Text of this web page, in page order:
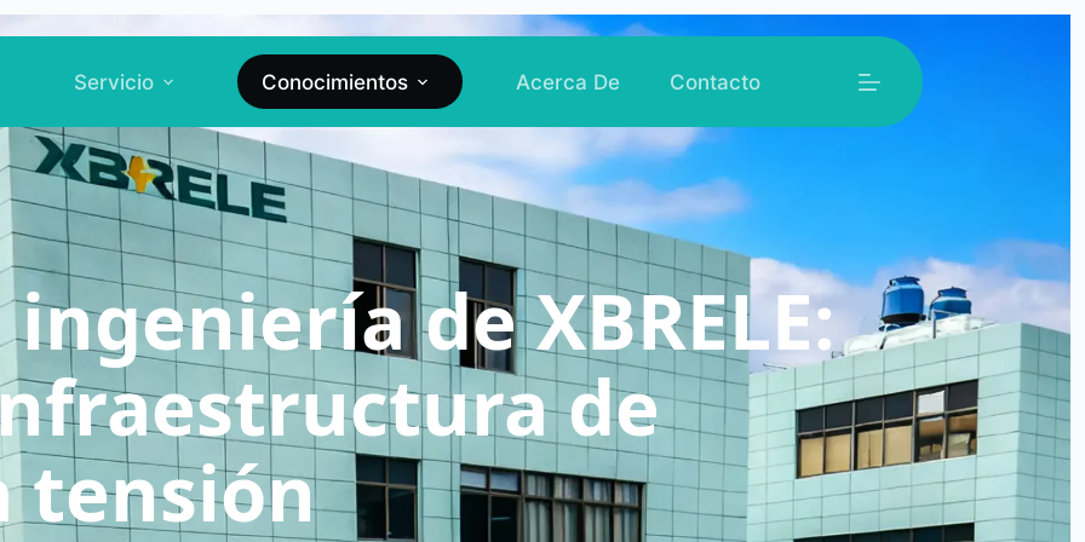
Servicio Conocimientos Acerca De Contacto
de XBRELE:
de
tensión